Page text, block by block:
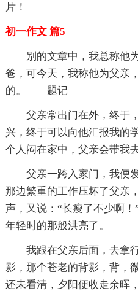
片！
初一作文 篇5
别的文章中，我总称他
爸，可今天，我称他为父亲
的。——题记
父亲常出门在外，终于
兴，终于可以向他汇报我的
个人闷在家中，父亲会带我
父亲一跨入家门，我便
那边繁重的工作压坏了父亲
声，又说：“长瘦了不少啊
年轻时的那般洪亮了。
我跟在父亲后面，去拿
影，那个苍老的背影，背，
还未看清，夕阳便收走余晖